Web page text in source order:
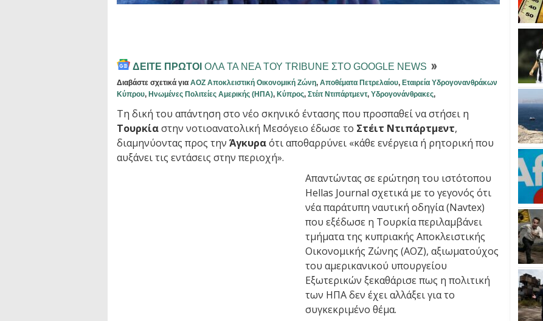
ΔΕΙΤΕ ΠΡΩΤΟΙ ΟΛΑ ΤΑ ΝΕΑ ΤΟΥ TRIBUNE ΣΤΟ GOOGLE NEWS
Διαβάστε σχετικά για ΑΟΖ Αποκλειστική Οικονομική Ζώνη, Αποθέματα Πετρελαίου, Εταιρεία Υδρογονανθράκων
Κύπρου, Ηνωμένες Πολιτείες Αμερικής (ΗΠΑ), Κύπρος, Στέιτ Ντιπάρτμεντ, Υδρογονάνθρακες,
Τη δική του απάντηση στο νέο σκηνικό έντασης που προσπαθεί να στήσει η
Τουρκίαστην νοτιοανατολική Μεσόγειο έδωσε το Στέιτ Ντιπάρτμεντ,
διαμηνύοντας προς την Άγκυραότι αποθαρρύνει «κάθε ενέργεια ή ρητορική που
αυξάνει τις εντάσεις στην περιοχή».
Απαντώντας σε ερώτηση του ιστότοπου
Hellas Journal σχετικά με το γεγονός ότι
νέα παράτυπη ναυτική οδηγία (Navtex)
που εξέδωσε η Τουρκία περιλαμβάνει
τμήματα της κυπριακής Αποκλειστικής
Οικονομικής Ζώνης (ΑΟΖ), αξιωματούχος
του αμερικανικού υπουργείου
Εξωτερικών ξεκαθάρισε πως η πολιτική
των ΗΠΑ δεν έχει αλλάξει για το
συγκεκριμένο θέμα.